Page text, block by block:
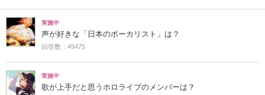
実施中
声が好きな「日本のボーカリスト」は？
回答数：49475
実施中
歌が上手だと思うホロライブのメンバーは？